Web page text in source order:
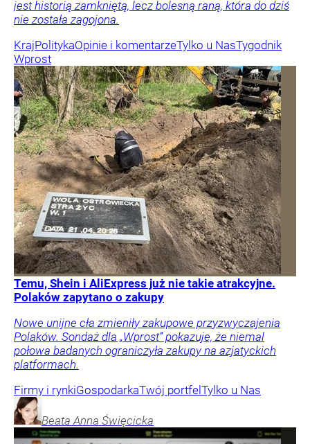
jest historią zamkniętą, lecz bolesną raną, która do dziś
nie została zagojona.
KrajPolitykaOpinie i komentarzeTylko u NasTygodnik
Wprost
Temu, Shein i AliExpress już nie takie atrakcyjne.
Polaków zapytano o zakupy
Nowe unijne cła zmieniły zakupowe przyzwyczajenia
Polaków. Sondaż dla „Wprost” pokazuje, że niemal
połowa badanych ograniczyła zakupy na azjatyckich
platformach.
Firmy i rynkiGospodarkaTwój portfelTylko u Nas
Beata Anna Święcicka